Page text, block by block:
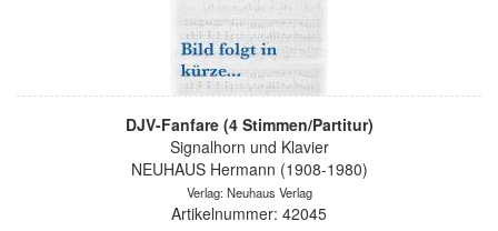
DJV-Fanfare (4 Stimmen/Partitur)
Signalhorn und Klavier
NEUHAUS Hermann (1908-1980)
Verlag: Neuhaus Verlag
Artikelnummer: 42045